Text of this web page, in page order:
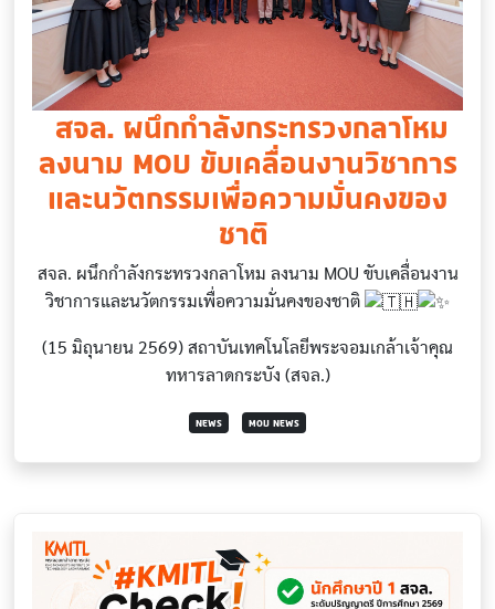
​ สจล. ผนึกกำลังกระทรวงกลาโหม
ลงนาม MOU ขับเคลื่อนงานวิชาการ
และนวัตกรรมเพื่อความมั่นคงของ
ชาติ ​
สจล. ผนึกกำลังกระทรวงกลาโหม ลงนาม MOU ขับเคลื่อนงาน
วิชาการและนวัตกรรมเพื่อความมั่นคงของชาติ
(15 มิถุนายน 2569) สถาบันเทคโนโลยีพระจอมเกล้าเจ้าคุณ
ทหารลาดกระบัง (สจล.)
NEWS MOU NEWS